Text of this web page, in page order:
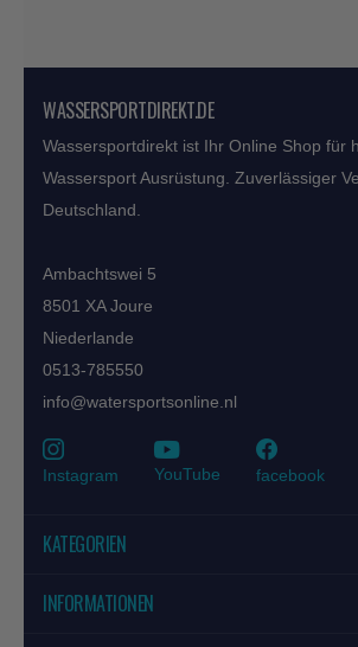
WASSERSPORTDIREKT.DE
Wassersportdirekt ist Ihr Online Shop für
Wassersport Ausrüstung. Zuverlässiger
Deutschland.
Ambachtswei 5
8501 XA Joure
Niederlande
0513-785550
info@watersportsonline.nl
Instagram YouTube facebook
KATEGORIEN
INFORMATIONEN